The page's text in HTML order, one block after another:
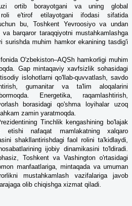
ortib borayotgani va uning global
roli e'tirof etilayotgani ifodasi sifatida
bu, Toshkent Yevroosiyo va undan
barqaror taraqqiyotni mustahkamlashga
surishda muhim hamkor ekanining tasdig'i
O'zbekiston–AQSh hamkorligi muhim
Gap mintaqaviy xavfsizlik sohasidagi
islohotlarni qo'llab-quvvatlash, savdo
gumanitar va ta'lim aloqalarini
Energetika, raqamlashtirish,
borasidagi qo'shma loyihalar uzoq
zamin yaratmoqda.
Tinchlik kengashining bo'lajak
etishi nafaqat mamlakatning xalqaro
shakllantirishdagi faol rolini ta'kidlaydi,
ijobiy dinamikasini to'ldiradi.
Toshkent va Vashington o'rtasidagi
manfaatlariga, mintaqada va umuman
mustahkamlash vazifalariga javob
olib chiqishga xizmat qiladi.